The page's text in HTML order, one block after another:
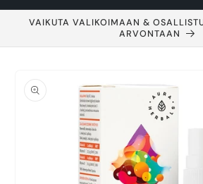
VAIKUTA VALIKOIMAAN &
ARVONTAAN
tuotetietoihin